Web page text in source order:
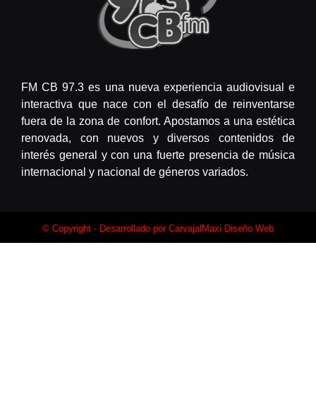
FM CB 97.3 es una nueva experiencia audiovisual e
interactiva que nace con el desafío de reinventarse
fuera de la zona de confort. Apostamos a una estética
renovada, con nuevos y diversos contenidos de
interés general y con una fuerte presencia de música
internacional y nacional de géneros variados.
© Copyright - Desarrollado por CarvajalMaxi Diseño Web